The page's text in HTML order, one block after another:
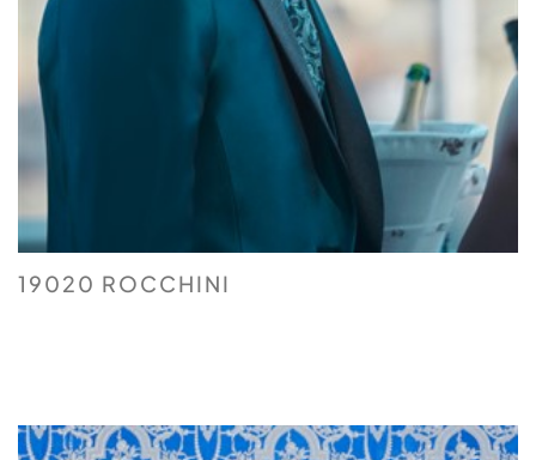
19020 ROCCHINI